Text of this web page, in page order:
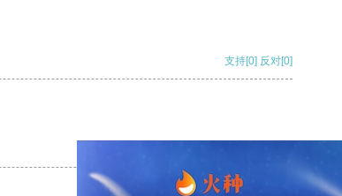
支持[0] 反对[0]